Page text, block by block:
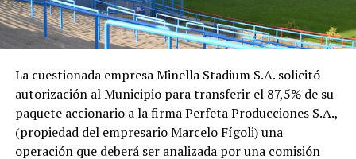
La cuestionada empresa Minella Stadium S.A. solicitó
autorización al Municipio para transferir el 87,5% de su
paquete accionario a la firma Perfeta Producciones S.A.,
(propiedad del empresario Marcelo Fígoli) una
operación que deberá ser analizada por una comisión